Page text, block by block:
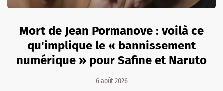
Mort de Jean Pormanove : voilà ce
qu'implique le « bannissement
numérique » pour Safine et Naruto
6 août 2026